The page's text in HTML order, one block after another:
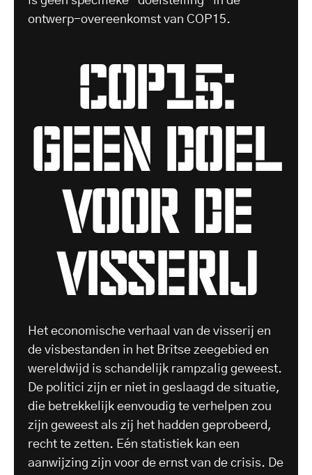
ontwerp-overeenkomst van COP15.
COP15:
geen doel
voor de
visserij
Het economische verhaal van de visserij en
de visbestanden in het Britse zeegebied en
wereldwijd is schandelijk rampzalig geweest.
De politici zijn er niet in geslaagd de situatie,
die betrekkelijk eenvoudig te verhelpen zou
zijn geweest als zij het hadden geprobeerd,
recht te zetten. Eén statistiek kan een
aanwijzing zijn voor de ernst van de crisis. De